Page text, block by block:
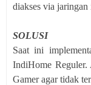
diakses via jaringan
SOLUSI
Saat ini
IndiHome Reguler.
Gamer agar tidak